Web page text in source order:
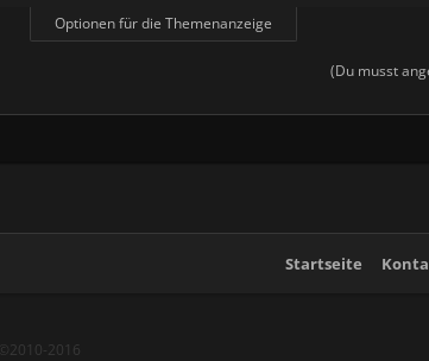
Optionen für die Themenanzeige
(Du musst
Startseite
©2010-2016